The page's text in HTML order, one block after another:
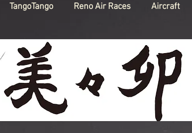
TangoTango Reno Air Races Aircraft